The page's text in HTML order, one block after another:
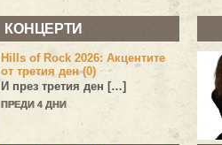
КОНЦЕРТИ
Hills of Rock 2026: Акцентите
от третия ден (0)
И през третия ден […]
ПРЕДИ 4 ДНИ